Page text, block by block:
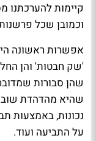
קיימות להערכתנו
וכמובן שכל
אפשרות ראשונה
'שק חבטות' והן
שהן סבורות
שהיא מהדהדת
נכונות, באמצעות
על התביעה ועוד.